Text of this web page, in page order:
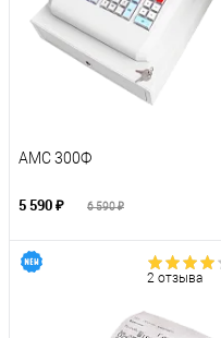
АМС 300Ф
5 590 ₽ 6 590 ₽
2 отзыва